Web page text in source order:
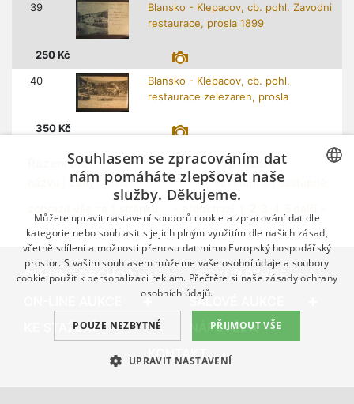
39
Blansko - Klepacov, cb. pohl. Zavodni
restaurace, prosla 1899
250 Kč
40
Blansko - Klepacov, cb. pohl.
restaurace zelezaren, prosla
350 Kč
Řazení dle
ceny| čísla
Typ řazení
vzestupně |sestupně
ON-LINE OBCHOD
MERKUR REVUE
SÁLOVÉ AUKCE
KE STAŽENÍ
NÁPOVĚDA
KONTAKT
GERMAN
ENGLISH
Souhlasem se zpracováním dat
nám pomáháte zlepšovat naše
služby. Děkujeme.
Můžete upravit nastavení souborů cookie a zpracování dat dle
kategorie nebo souhlasit s jejich plným využitím dle našich zásad,
včetně sdílení a možnosti přenosu dat mimo Evropský hospodářský
prostor. S vašim souhlasem můžeme vaše osobní údaje a soubory
cookie použít k personalizaci reklam. Přečtěte si našezásady ochrany
osobních údajů.
PŘIJMOUT VŠE
POUZE NEZBYTNÉ
UPRAVIT NASTAVENÍ